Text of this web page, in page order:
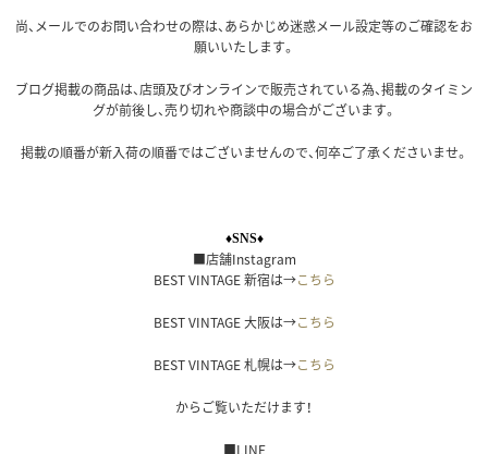
尚、メールでのお問い合わせの際は、あらかじめ迷惑メール設定等のご確認をお
願いいたします。
ブログ掲載の商品は、店頭及びオンラインで販売されている為、掲載のタイミン
グが前後し、売り切れや商談中の場合がございます。
掲載の順番が新入荷の順番ではございませんので、何卒ご了承くださいませ。
♦SNS♦
■店舗Instagram
BEST VINTAGE 新宿は→こちら
BEST VINTAGE 大阪は→こちら
BEST VINTAGE 札幌は→こちら
からご覧いただけます！
■LINE